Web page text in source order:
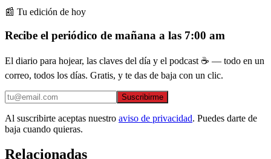
📰 Tu edición de hoy
Recibe el periódico de mañana a las 7:00 am
El diario para hojear, las claves del día y el podcast ☕ — todo en un
correo, todos los días. Gratis, y te das de baja con un clic.
Suscribirme
Al suscribirte aceptas nuestro aviso de privacidad. Puedes darte de
baja cuando quieras.
Relacionadas